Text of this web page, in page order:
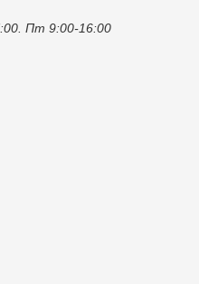
Пт 9:00-16:00